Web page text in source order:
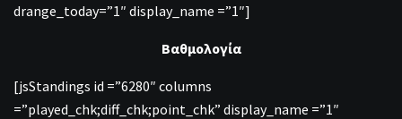
drange_today=”1″ display_name =”1″]
Βαθμολογία
[jsStandings id =”6280″ columns
=”played_chk;diff_chk;point_chk” display_name =”1″